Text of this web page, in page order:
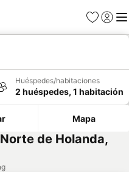
Favoritos
Iniciar
Huéspedes/habitaciones
2 huéspedes, 1 habitación
Mapa
de Holanda,